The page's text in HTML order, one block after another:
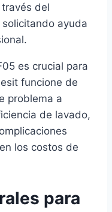
del
ayuda
es crucial para
funcione de
problema a
de lavado,
los costos de
para